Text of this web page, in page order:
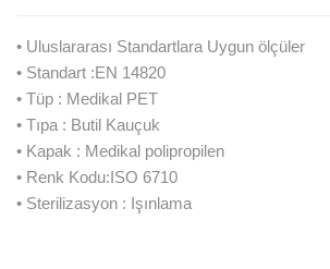
• Uluslararası Standartlara Uygun ölçüler
• Standart :EN 14820
• Tüp : Medikal PET
• Tıpa : Butil Kauçuk
• Kapak : Medikal polipropilen
• Renk Kodu:ISO 6710
• Sterilizasyon : Işınlama